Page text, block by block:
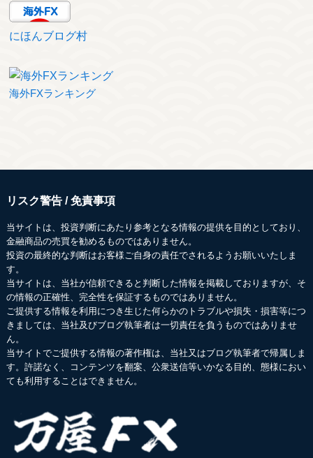
にほんブログ村
海外FXランキング
リスク警告 / 免責事項
当サイトは、投資判断にあたり参考となる情報の提供を目的としており、
金融商品の売買を勧めるものではありません。
投資の最終的な判断はお客様ご自身の責任でされるようお願いいたしま
す。
当サイトは、当社が信頼できると判断した情報を掲載しておりますが、そ
の情報の正確性、完全性を保証するものではありません。
ご提供する情報を利用につき生じた何らかのトラブルや損失・損害等につ
きましては、当社及びブログ執筆者は一切責任を負うものではありませ
ん。
当サイトでご提供する情報の著作権は、当社又はブログ執筆者で帰属しま
す。許諾なく、コンテンツを翻案、公衆送信等いかなる目的、態様におい
ても利用することはできません。